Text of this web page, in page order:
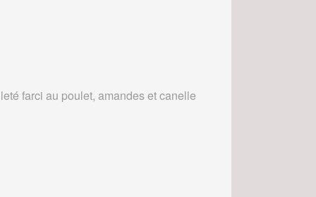
farci au poulet, amandes et canelle